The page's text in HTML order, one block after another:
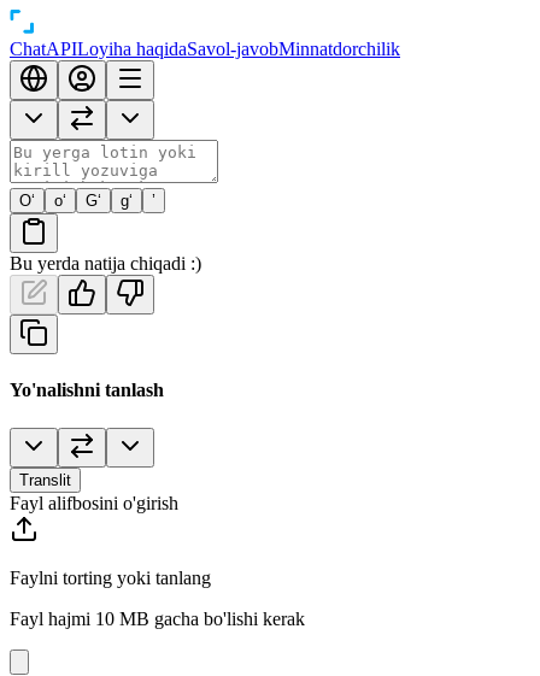
ChatAPILoyiha haqidaSavol-javobMinnatdorchilik
O‘ o‘ G‘ g‘ ’
Bu yerda natija chiqadi :)
Yo'nalishni tanlash
Translit
Fayl alifbosini o'girish
Faylni torting yoki tanlang
Fayl hajmi 10 MB gacha bo'lishi kerak